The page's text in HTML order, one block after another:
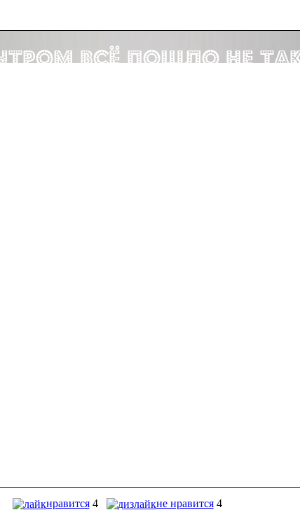
нравится 4 не нравится 4